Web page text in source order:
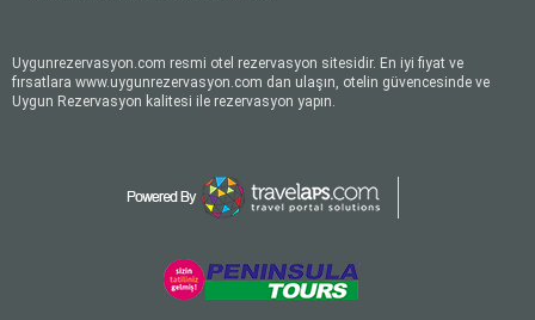
Uygunrezervasyon.com resmi otel rezervasyon sitesidir. En iyi fiyat ve
fırsatlara www.uygunrezervasyon.com dan ulaşın, otelin güvencesinde ve
Uygun Rezervasyon kalitesi ile rezervasyon yapın.